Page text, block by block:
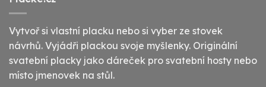
Vytvoř si vlastní placku nebo si vyber ze stovek
návrhů. Vyjádři plackou svoje myšlenky. Originální
svatební placky jako dáreček pro svatební hosty nebo
místo jmenovek na stůl.